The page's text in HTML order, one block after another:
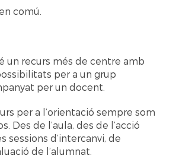
comú.
un recurs més de centre amb
per a un grup
per un docent.
per a l’orientació sempre som
Des de l’aula, des de l’acció
sessions d’intercanvi, de
de l’alumnat.